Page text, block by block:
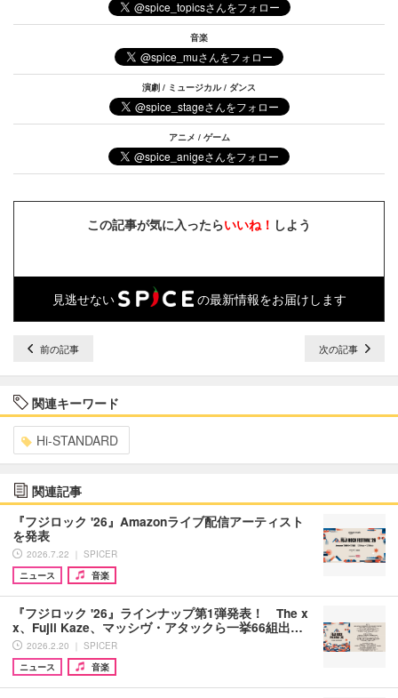
音楽
演劇 / ミュージカル / ダンス
アニメ / ゲーム
この記事が気に入ったらいいね！ しよう
見逃せない の最新情報をお届けします
前の記事 次の記事
関連キーワード
Hi-STANDARD
関連記事
『フジロック '26』Amazonライブ配信アーティスト
を発表
2026.7.22 ｜ SPICER
ニュース
音楽
『フジロック '26』ラインナップ第1弾発表！ The x
x、Fujii Kaze、マッシヴ・アタックら一挙66組出…
2026.2.20 ｜ SPICER
ニュース
音楽